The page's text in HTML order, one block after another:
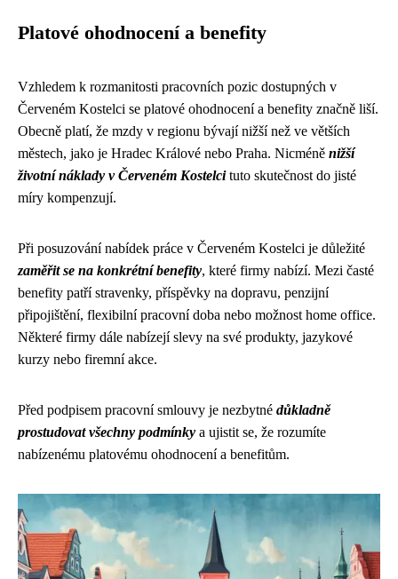
Platové ohodnocení a benefity
Vzhledem k rozmanitosti pracovních pozic dostupných v
Červeném Kostelci se platové ohodnocení a benefity značně liší.
Obecně platí, že mzdy v regionu bývají nižší než ve větších
městech, jako je Hradec Králové nebo Praha. Nicméně nižší
životní náklady v Červeném Kostelcituto skutečnost do jisté
míry kompenzují.
Při posuzování nabídek práce v Červeném Kostelci je důležité
zaměřit se na konkrétní benefity, které firmy nabízí. Mezi časté
benefity patří stravenky, příspěvky na dopravu, penzijní
připojištění, flexibilní pracovní doba nebo možnost home office.
Některé firmy dále nabízejí slevy na své produkty, jazykové
kurzy nebo firemní akce.
Před podpisem pracovní smlouvy je nezbytné důkladně
prostudovat všechny podmínky a ujistit se, že rozumíte
nabízenému platovému ohodnocení a benefitům.